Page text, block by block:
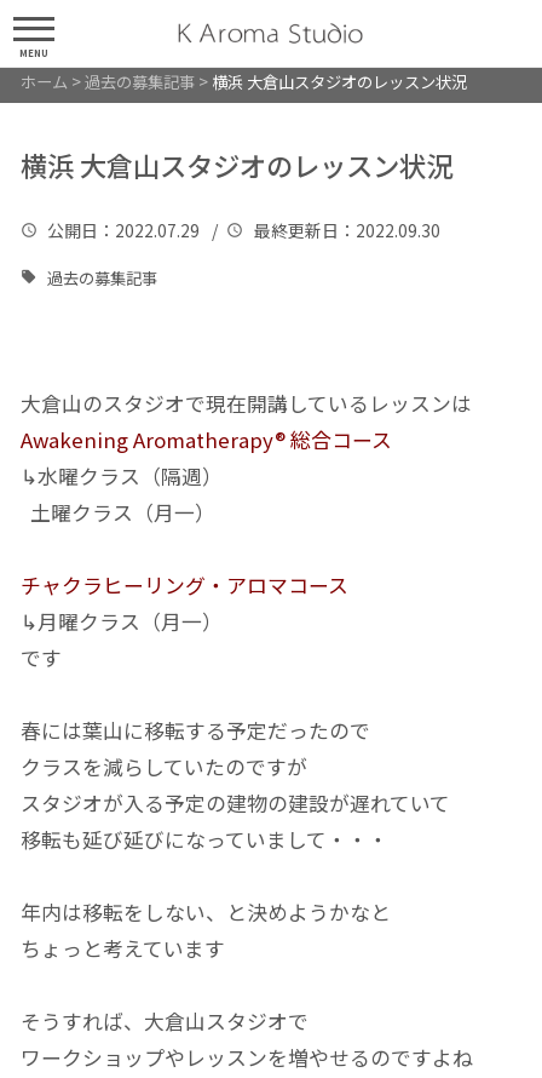
MENU
ホーム >過去の募集記事> 横浜 大倉山スタジオのレッスン状況
横浜 大倉山スタジオのレッスン状況
公開日 ：2022.07.29 / 最終更新日 ：2022.09.30
過去の募集記事
大倉山のスタジオで現在開講しているレッスンは
Awakening Aromatherapy® 総合コース
↳水曜クラス（隔週）
土曜クラス（月一）
チャクラヒーリング・アロマコース
↳月曜クラス（月一）
です
春には葉山に移転する予定だったので
クラスを減らしていたのですが
スタジオが入る予定の建物の建設が遅れていて
移転も延び延びになっていまして・・・
年内は移転をしない、と決めようかなと
ちょっと考えています
そうすれば、大倉山スタジオで
ワークショップやレッスンを増やせるのですよね